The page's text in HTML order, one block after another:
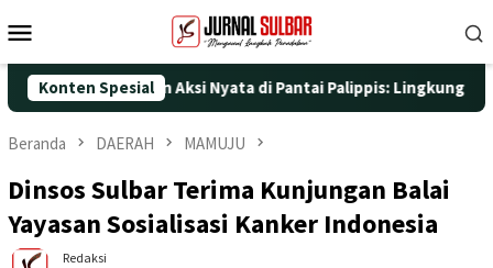
ke
Mobile
Konten Spesial
25 dengan Aksi Nyata di Pantai Palippis: Lingkungan dan
Beranda DAERAH MAMUJU
Dinsos Sulbar Terima Kunjungan Balai
Yayasan Sosialisasi Kanker Indonesia
Redaksi